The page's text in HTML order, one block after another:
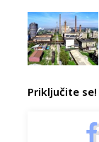
Priključite se!